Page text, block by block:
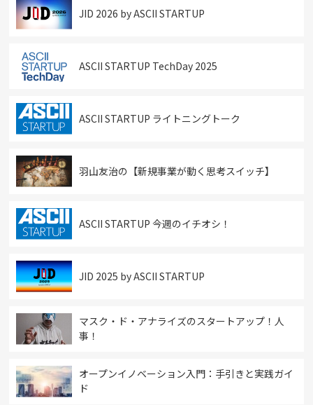
JID 2026 by ASCII STARTUP
ASCII STARTUP TechDay 2025
ASCII STARTUP ライトニングトーク
羽山友治の【新規事業が動く思考スイッチ】
ASCII STARTUP 今週のイチオシ！
JID 2025 by ASCII STARTUP
マスク・ド・アナライズのスタートアップ！人
事！
オープンイノベーション入門：手引きと実践ガイ
ド